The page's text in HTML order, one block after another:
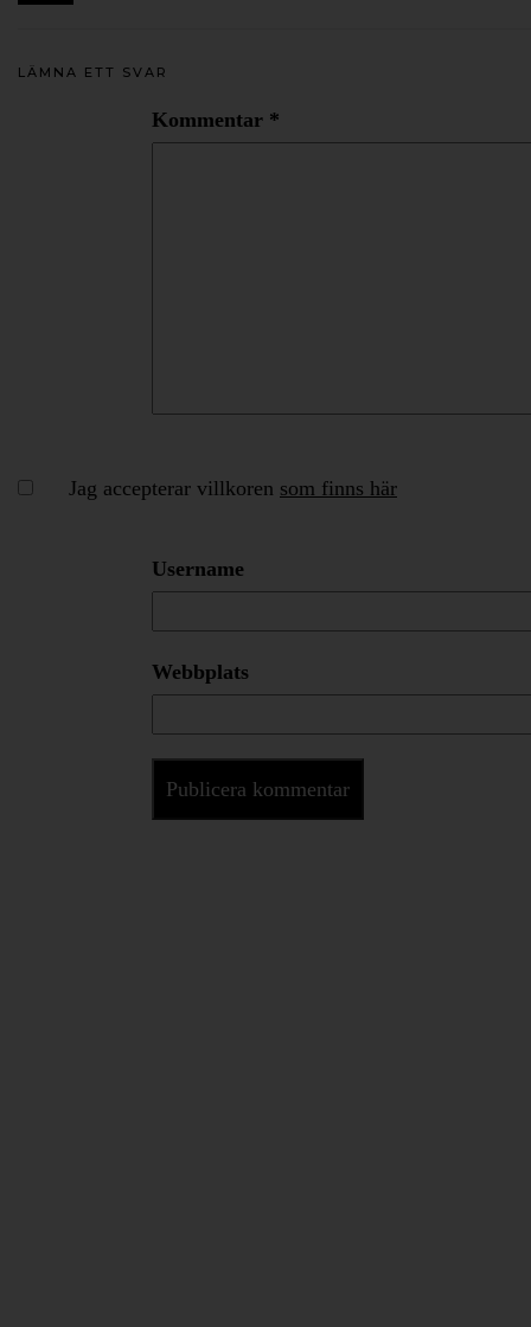
LÄMNA ETT SVAR
Kommentar *
Jag accepterar villkoren som finns här
Username
Webbplats